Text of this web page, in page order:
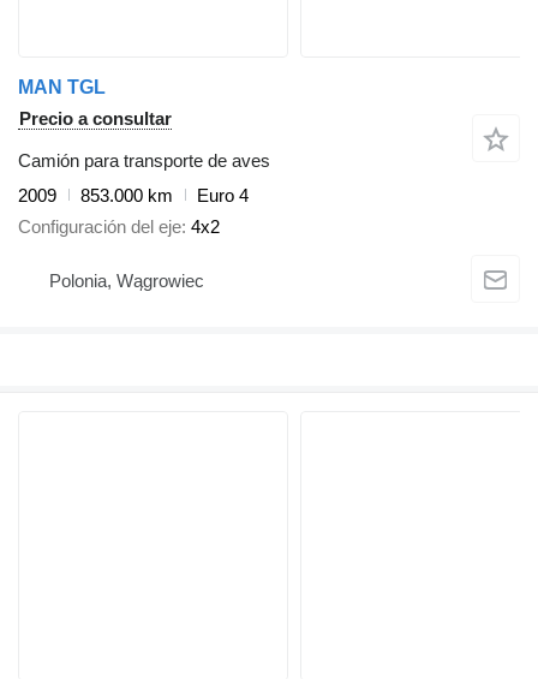
MAN TGL
Precio a consultar
Camión para transporte de aves
2009
853.000 km
Euro 4
Configuración del eje 4x2
Polonia, Wągrowiec